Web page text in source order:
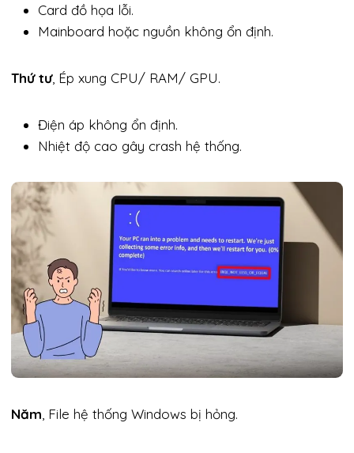
Card đồ họa lỗi.
Mainboard hoặc nguồn không ổn định.
Thứ tư, Ép xung CPU/ RAM/ GPU.
Điện áp không ổn định.
Nhiệt độ cao gây crash hệ thống.
Năm , File hệ thống Windows bị hỏng.